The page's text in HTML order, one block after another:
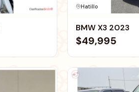
Hatillo
BMW X3 2023
$49,995